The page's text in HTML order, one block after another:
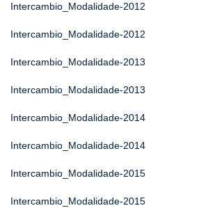
Intercambio_Modalidade-2012
Intercambio_Modalidade-2012
Intercambio_Modalidade-2013
Intercambio_Modalidade-2013
Intercambio_Modalidade-2014
Intercambio_Modalidade-2014
Intercambio_Modalidade-2015
Intercambio_Modalidade-2015